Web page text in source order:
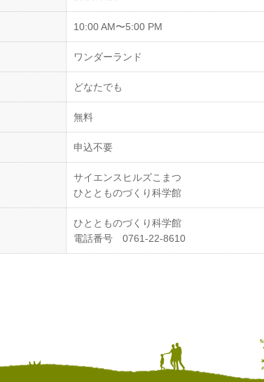
10:00 AM〜5:00 PM
ワンダーランド
どなたでも
無料
申込不要
サイエンスヒルズこまつ
ひととものづくり科学館
ひととものづくり科学館
電話番号 0761-22-8610